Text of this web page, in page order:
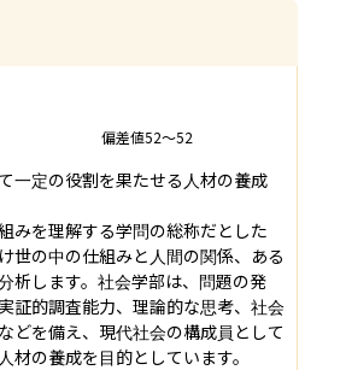
偏差値52〜52
一定の役割を果たせる人材の養成
みを理解する学問の総称だとした
世の中の仕組みと人間の関係、ある
析します。社会学部は、問題の発
証的調査能力、理論的な思考、社会
どを備え、現代社会の構成員として
材の養成を目的としています。